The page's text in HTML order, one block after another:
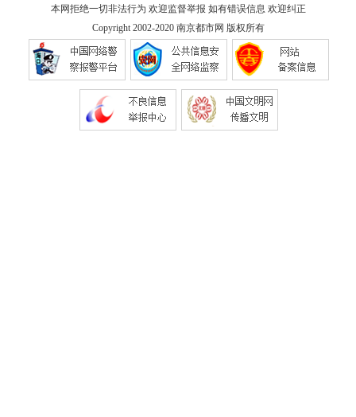
本网拒绝一切非法行为 欢迎监督举报 如有错误信息 欢迎纠正
Copyright 2002-2020 南京都市网 版权所有